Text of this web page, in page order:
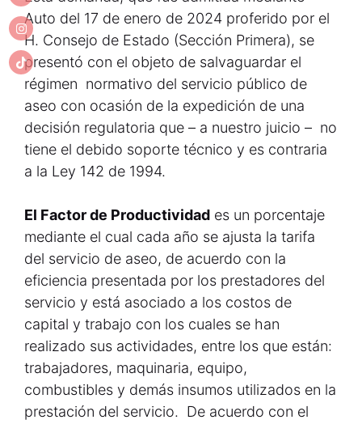
Auto del 17 de enero de 2024 proferido por el
H. Consejo de Estado (Sección Primera), se
presentó con el objeto de salvaguardar el
régimen normativo del servicio público de
aseo con ocasión de la expedición de una
decisión regulatoria que – a nuestro juicio – no
tiene el debido soporte técnico y es contraria
a la Ley 142 de 1994.
El Factor de Productividad es un porcentaje
mediante el cual cada año se ajusta la tarifa
del servicio de aseo, de acuerdo con la
eficiencia presentada por los prestadores del
servicio y está asociado a los costos de
capital y trabajo con los cuales se han
realizado sus actividades, entre los que están:
trabajadores, maquinaria, equipo,
combustibles y demás insumos utilizados en la
prestación del servicio. De acuerdo con el